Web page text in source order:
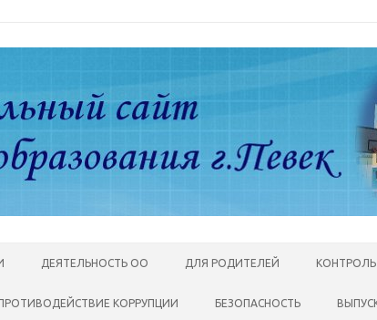
ДЕЯТЕЛЬНОСТЬ ОО ДЛЯ РОДИТЕЛЕЙ КОНТРОЛЬ
КОРРУПЦИИ БЕЗОПАСНОСТЬ